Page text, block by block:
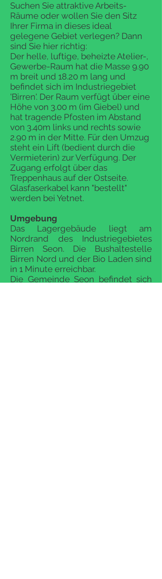
Suchen Sie attraktive Arbeits-
Räume oder wollen Sie den Sitz
Ihrer Firma in dieses ideal
gelegene Gebiet verlegen? Dann
sind Sie hier richtig:
Der helle, luftige, beheizte Atelier-,
Gewerbe-Raum hat die Masse 9.90
m breit und 18.20 m lang und
befindet sich im Industriegebiet
'Birren'. Der Raum verfügt über eine
Höhe von 3.00 m (im Giebel) und
hat tragende Pfosten im Abstand
von 3.40m links und rechts sowie
2.90 m in der Mitte. Für den Umzug
steht ein Lift (bedient durch die
Vermieterin) zur Verfügung. Der
Zugang erfolgt über das
Treppenhaus auf der Ostseite.
Glasfaserkabel kann "bestellt"
werden bei Yetnet.
Umgebung
Das Lagergebäude liegt am
Nordrand des Industriegebietes
Birren Seon. Die Bushaltestelle
Birren Nord und der Bio Laden sind
in 1 Minute erreichbar.
Die Gemeinde Seon befindet sich